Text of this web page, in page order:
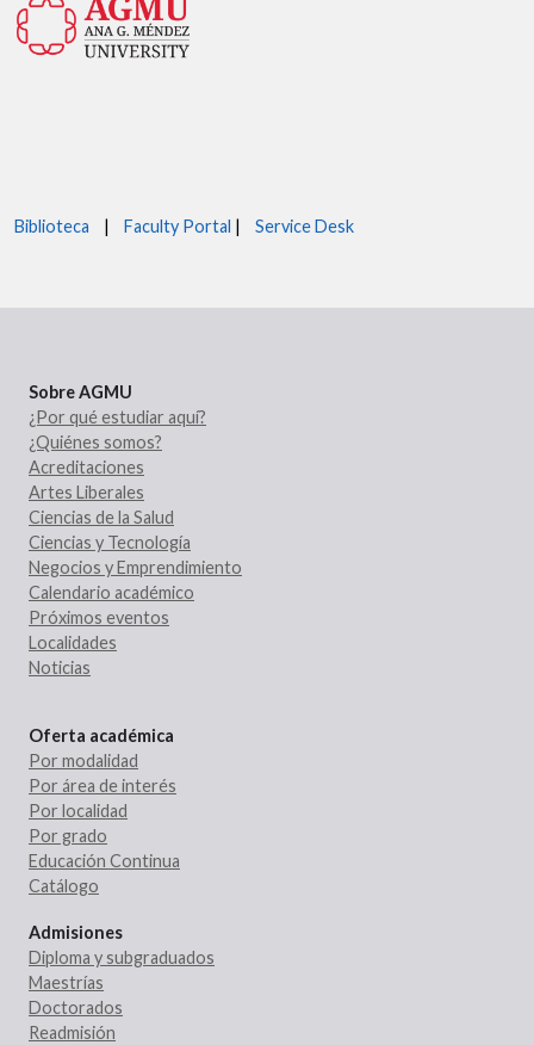
Biblioteca | Faculty Portal | Service Desk
Sobre AGMU
¿Por qué estudiar aquí?
¿Quiénes somos?
Acreditaciones
Artes Liberales
Ciencias de la Salud
Ciencias y Tecnología
Negocios y Emprendimiento
Calendario académico
Próximos eventos
Localidades
Noticias
Oferta académica
Por modalidad
Por área de interés
Por localidad
Por grado
Educación Continua
Catálogo
Admisiones
Diploma y subgraduados
Maestrías
Doctorados
Readmisión